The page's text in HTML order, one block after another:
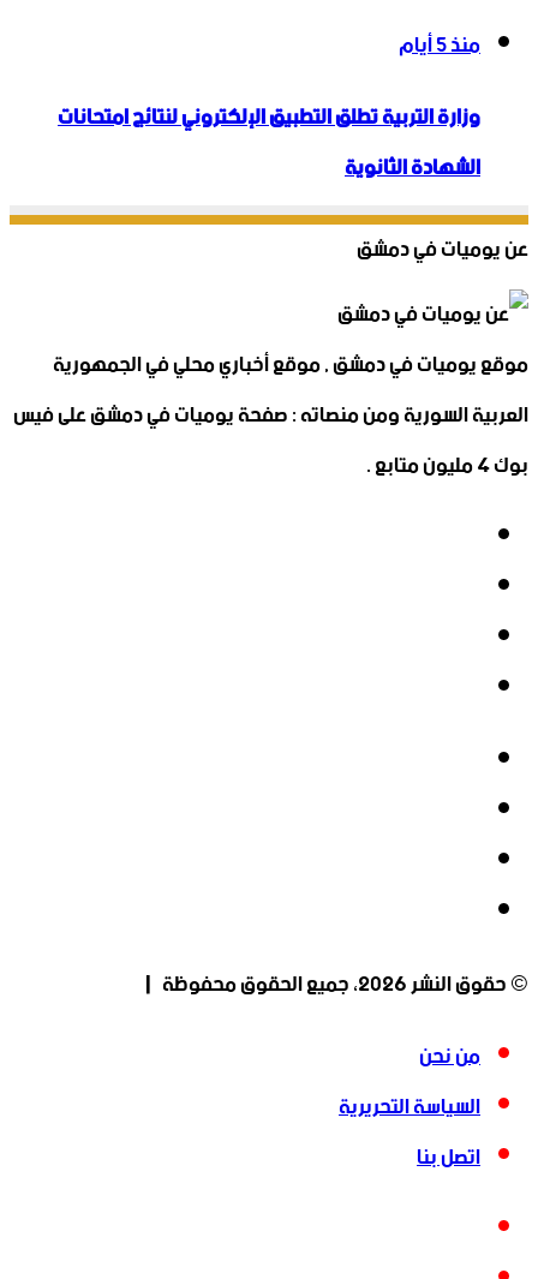
منذ 5 أيام
وزارة التربية تطلق التطبيق الإلكتروني لنتائج امتحانات
الشهادة الثانوية
عن يوميات في دمشق
موقع يوميات في دمشق , موقع أخباري محلي في الجمهورية
العربية السورية ومن منصاته : صفحة يوميات في دمشق على فيس
بوك 4 مليون متابع .
© حقوق النشر 2026، جميع الحقوق محفوظة |
من نحن
السياسة التحريرية
اتصل بنا